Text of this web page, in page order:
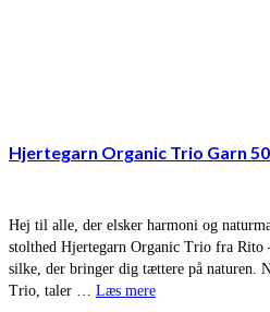
Hjertegarn Organic Trio Garn
Hej til alle, der elsker harmoni og
stolthed Hjertegarn Organic Trio fra
silke, der bringer dig tættere på naturen.
Trio, taler … Læs mere